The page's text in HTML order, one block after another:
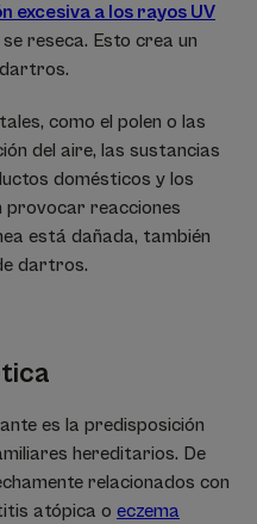
excesiva a los rayos UV
reseca. Esto crea un
como el polen o las
del aire, las sustancias
domésticos y los
provocar reacciones
está dañada, también
dartros.
es la predisposición
hereditarios. De
relacionados con
atópica o eczema